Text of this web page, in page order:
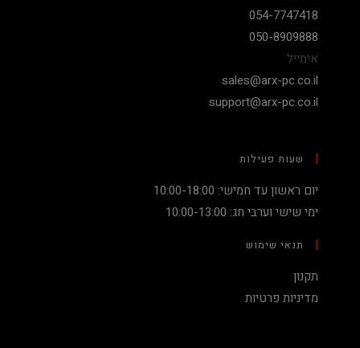
054-7747418
050-8909888
אימייל
sales@arx-pc.co.il
support@arx-pc.co.il
שעות פעילות
יום ראשון עד חמישי: 10:00-18:00
ימי שישי וערבי חג: 10:00-13:00
תנאי שימוש
תקנון
מדיניות פרטיות